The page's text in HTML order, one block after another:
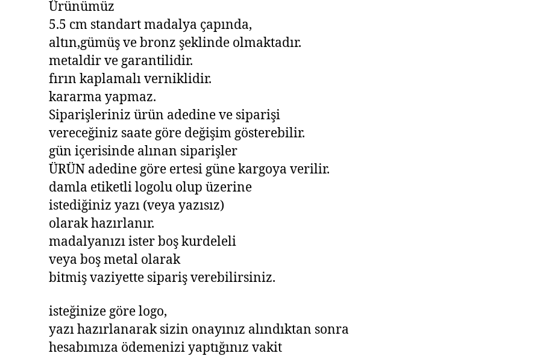
Ürünümüz
5.5 cm standart madalya çapında,
altın,gümüş ve bronz şeklinde olmaktadır.
metaldir ve garantilidir.
fırın kaplamalı verniklidir.
kararma yapmaz.
Siparişleriniz ürün adedine ve siparişi
vereceğiniz saate göre değişim gösterebilir.
gün içerisinde alınan siparişler
ÜRÜN adedine göre ertesi güne kargoya verilir.
damla etiketli logolu olup üzerine
istediğiniz yazı (veya yazısız)
olarak hazırlanır.
madalyanızı ister boş kurdeleli
veya boş metal olarak
bitmiş vaziyette sipariş verebilirsiniz.
isteğinize göre logo,
yazı hazırlanarak sizin onayınız alındıktan sonra
hesabımıza ödemenizi yaptığınız vakit